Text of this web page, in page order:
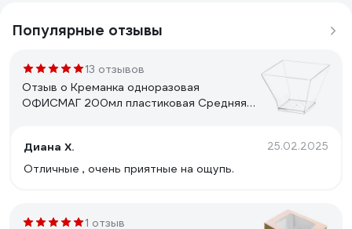
Популярные отзывы
13 отзывов
Отзыв о Креманка одноразовая
ОФИСМАГ 200мл пластиковая Средняя
Диана Х.
25.02.2025
Отличные , очень приятные на ощупь.
1 отзыв